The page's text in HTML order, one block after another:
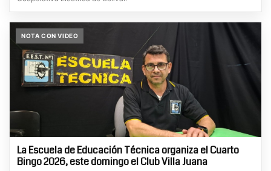
NOTA CON VIDEO
La Escuela de Educación Técnica organiza el Cuarto
Bingo 2026, este domingo el Club Villa Juana